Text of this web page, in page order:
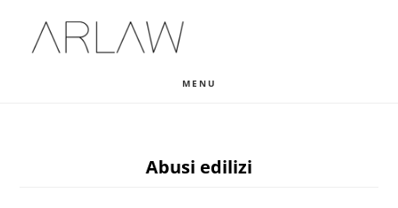
MENU
Abusi edilizi